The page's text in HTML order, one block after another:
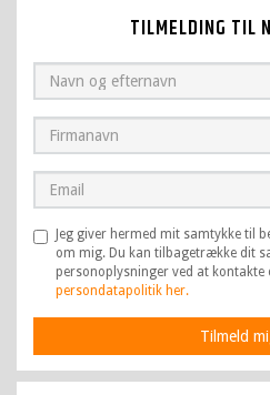
TILMELDING TIL
Jeg giver hermed mit samtykke til
om mig. Du kan tilbagetrække dit
personoplysninger ved at kontakte
persondatapolitik her.
Tilmeld